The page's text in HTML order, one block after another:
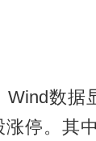
Wind数据
涨停。其